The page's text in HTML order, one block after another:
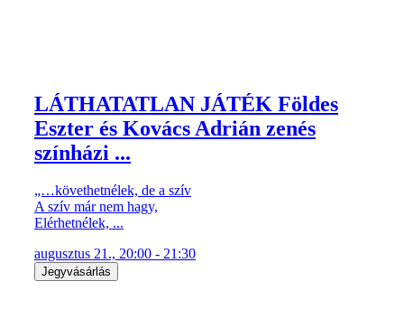
LÁTHATATLAN JÁTÉK Földes
Eszter és Kovács Adrián zenés
színházi ...
„…követhetnélek, de a szív
A szív már nem hagy,
Elérhetnélek, ...
augusztus 21., 20:00 - 21:30
Jegyvásárlás